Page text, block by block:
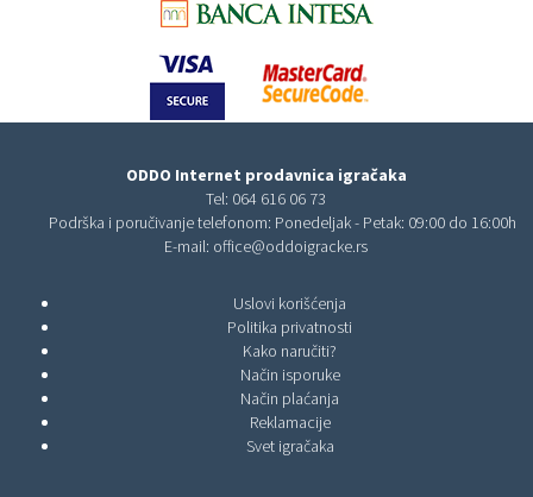
ODDO Internet prodavnica igračaka
Tel: 064 616 06 73
Podrška i poručivanje telefonom: Ponedeljak - Petak: 09:00 do 16:00h
E-mail: office@oddoigracke.rs
Uslovi korišćenja
Politika privatnosti
Kako naručiti?
Način isporuke
Način plaćanja
Reklamacije
Svet igračaka